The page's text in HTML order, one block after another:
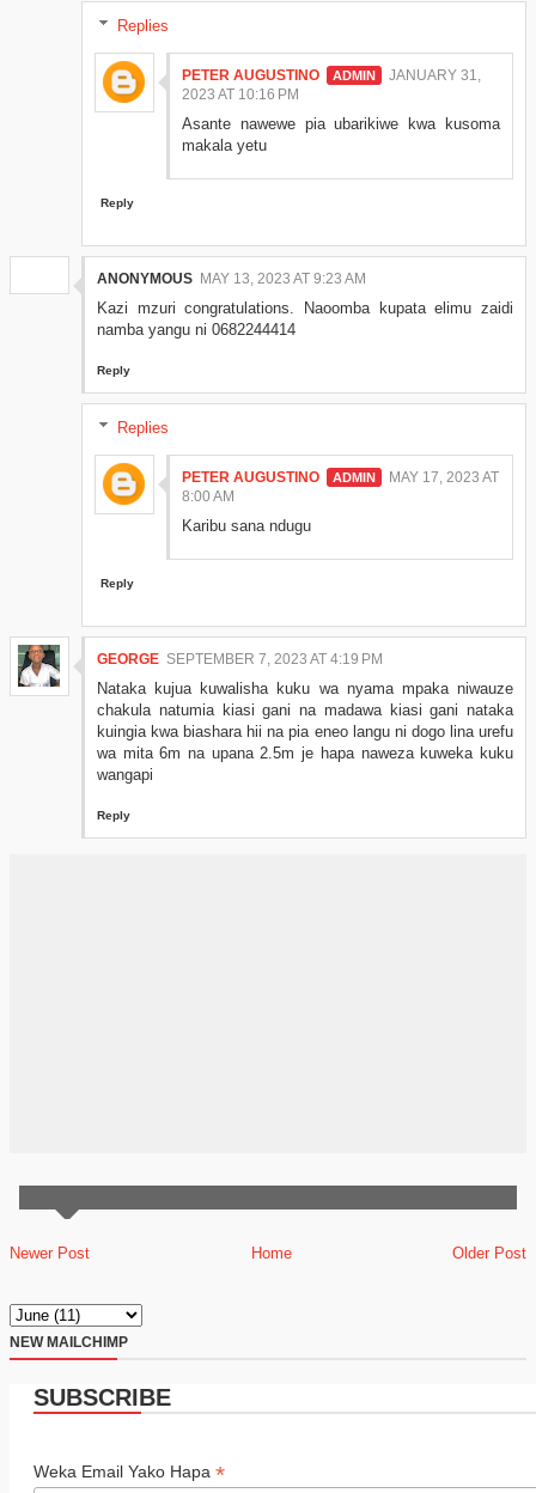
Replies
PETER AUGUSTINO
JANUARY 31,
2023 AT 10:16 PM
Asante nawewe pia ubarikiwe kwa kusoma
makala yetu
Reply
ANONYMOUS MAY 13, 2023 AT 9:23 AM
Kazi mzuri congratulations. Naoomba kupata elimu zaidi
namba yangu ni 0682244414
Reply
Replies
PETER AUGUSTINO
MAY 17, 2023 AT
8:00 AM
Karibu sana ndugu
Reply
GEORGE SEPTEMBER 7, 2023 AT 4:19 PM
Nataka kujua kuwalisha kuku wa nyama mpaka niwauze
chakula natumia kiasi gani na madawa kiasi gani nataka
kuingia kwa biashara hii na pia eneo langu ni dogo lina urefu
wa mita 6m na upana 2.5m je hapa naweza kuweka kuku
wangapi
Reply
Newer Post Older Post
Home
NEW MAILCHIMP
SUBSCRIBE
Weka Email Yako Hapa *